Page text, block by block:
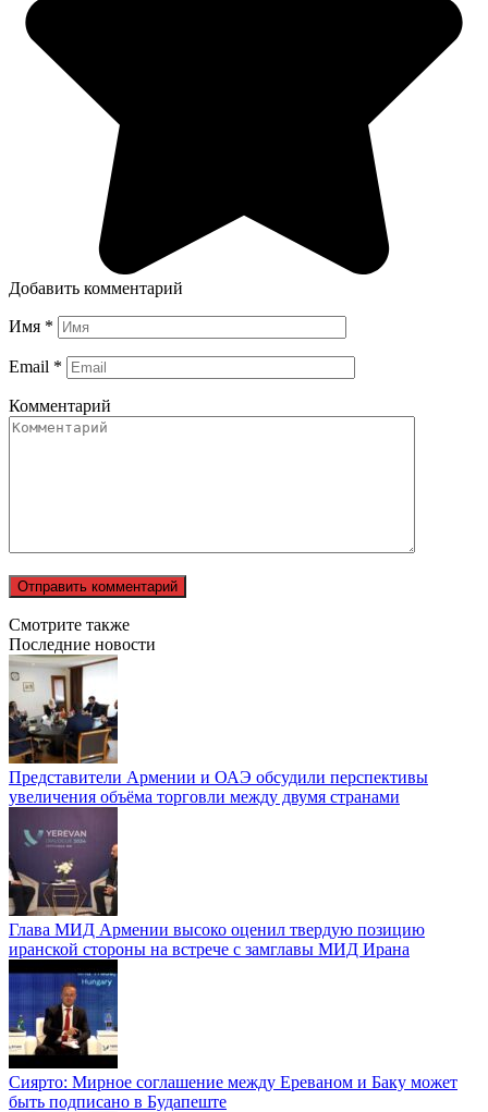
Добавить комментарий
Имя *
Email *
Комментарий
Смотрите также
Последние новости
Представители Армении и ОАЭ обсудили перспективы
увеличения объёма торговли между двумя странами
Глава МИД Армении высоко оценил твердую позицию
иранской стороны на встрече с замглавы МИД Ирана
Сиярто: Мирное соглашение между Ереваном и Баку может
быть подписано в Будапеште